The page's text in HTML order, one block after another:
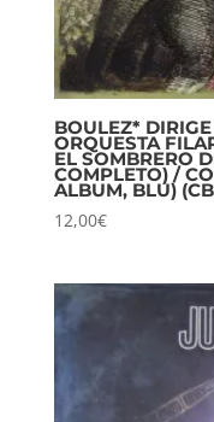
BOULEZ*
ORQUESTA
EL SOMBRERO
COMPLETO) /
ALBUM, BLU)
12,00€